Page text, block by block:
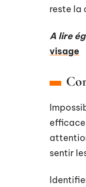
reste la
A lire
visage
sentir